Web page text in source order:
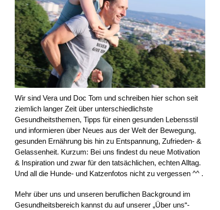
Wir sind Vera und Doc Tom und schreiben hier schon seit
ziemlich langer Zeit über unterschiedlichste
Gesundheitsthemen, Tipps für einen gesunden Lebensstil
und informieren über Neues aus der Welt der Bewegung,
gesunden Ernährung bis hin zu Entspannung, Zufrieden- &
Gelassenheit. Kurzum: Bei uns findest du neue Motivation
& Inspiration und zwar für den tatsächlichen, echten Alltag.
Und all die Hunde- und Katzenfotos nicht zu vergessen ^^ .
Mehr über uns und unseren beruflichen Background im
Gesundheitsbereich kannst du auf unserer „Über uns“-